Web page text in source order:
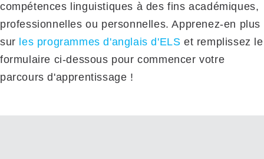
compétences linguistiques à des fins académiques,
professionnelles ou personnelles. Apprenez-en plus
sur les programmes d'anglais d'ELS et remplissez le
formulaire ci-dessous pour commencer votre
parcours d'apprentissage !